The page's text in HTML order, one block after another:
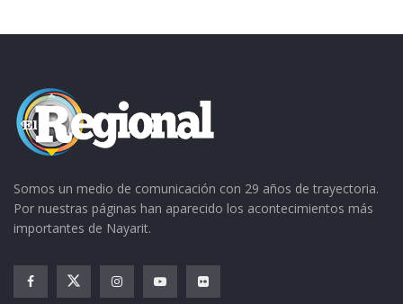
Somos un medio de comunicación con 29 años de trayectoria.
Por nuestras páginas han aparecido los acontecimientos más
importantes de Nayarit.